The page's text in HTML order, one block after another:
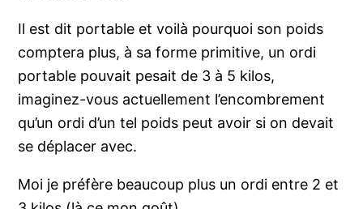
Il est dit portable et voilà pourquoi son poids
comptera plus, à sa forme primitive, un ordi
portable pouvait pesait de 3 à 5 kilos,
imaginez-vous actuellement l’encombrement
qu’un ordi d’un tel poids peut avoir si on devait
se déplacer avec.
Moi je préfère beaucoup plus un ordi entre 2 et